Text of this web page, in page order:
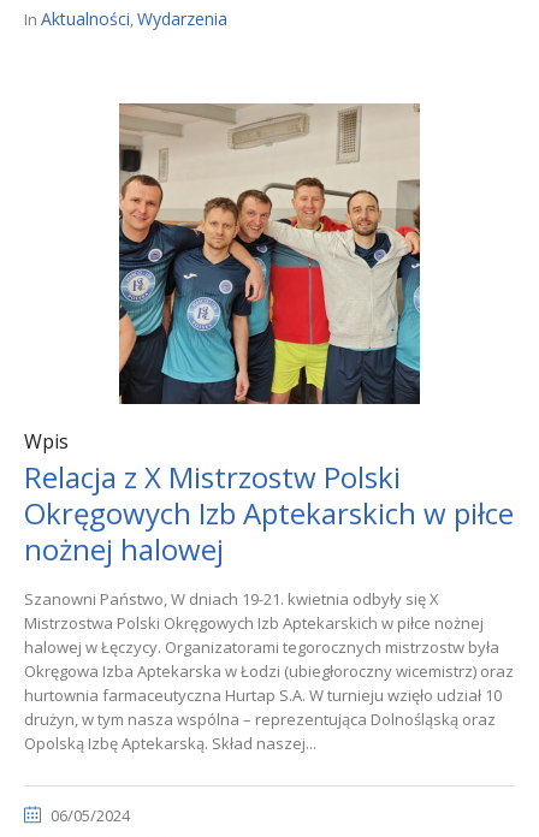
In Aktualności,Wydarzenia
Wpis
Relacja z X Mistrzostw Polski
Okręgowych Izb Aptekarskich w piłce
nożnej halowej
Szanowni Państwo, W dniach 19-21. kwietnia odbyły się X
Mistrzostwa Polski Okręgowych Izb Aptekarskich w piłce nożnej
halowej w Łęczycy. Organizatorami tegorocznych mistrzostw była
Okręgowa Izba Aptekarska w Łodzi (ubiegłoroczny wicemistrz) oraz
hurtownia farmaceutyczna Hurtap S.A. W turnieju wzięło udział 10
drużyn, w tym nasza wspólna – reprezentująca Dolnośląską oraz
Opolską Izbę Aptekarską. Skład naszej...
06/05/2024